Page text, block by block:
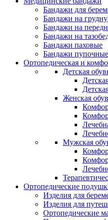
Бандажи для
Бандажи на
Бандажи на
Бандажи на
Бандажи паховые
Бандажи пупочные
Ортопедическая и
Детская
Женская
Мужская
Ортопедические
Изделия для
Изделия для
Ортопедические